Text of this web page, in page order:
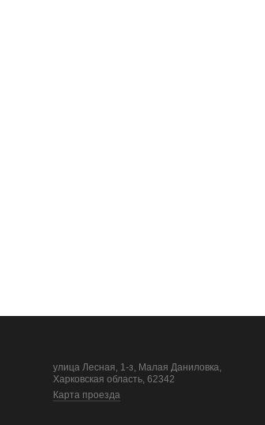
улица Лесная, 1-з, Малая Даниловка,
Харковская область, 62342
Карта проезда